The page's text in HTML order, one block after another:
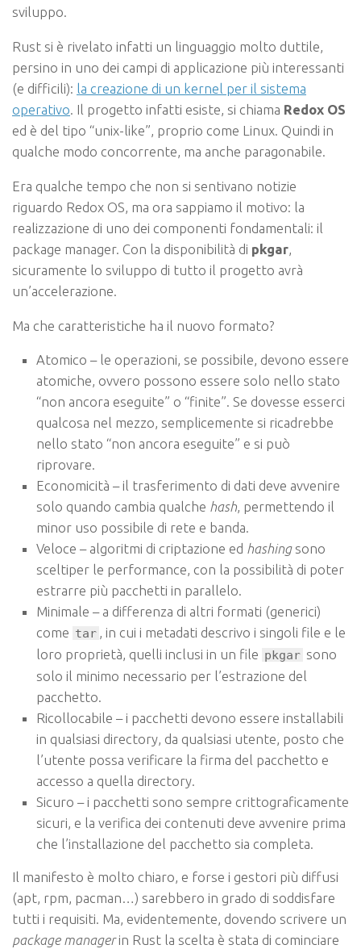
sviluppo.
Rust si è rivelato infatti un linguaggio molto duttile,
persino in uno dei campi di applicazione più interessanti
(e difficili): la creazione di un kernel per il sistema
operativo. Il progetto infatti esiste, si chiama Redox OS
ed è del tipo “unix-like”, proprio come Linux. Quindi in
qualche modo concorrente, ma anche paragonabile.
Era qualche tempo che non si sentivano notizie
riguardo Redox OS, ma ora sappiamo il motivo: la
realizzazione di uno dei componenti fondamentali: il
package manager. Con la disponibilità di pkgar,
sicuramente lo sviluppo di tutto il progetto avrà
un’accelerazione.
Ma che caratteristiche ha il nuovo formato?
Atomico – le operazioni, se possibile, devono essere
atomiche, ovvero possono essere solo nello stato
“non ancora eseguite” o “finite”. Se dovesse esserci
qualcosa nel mezzo, semplicemente si ricadrebbe
nello stato “non ancora eseguite” e si può
riprovare.
Economicità – il trasferimento di dati deve avvenire
solo quando cambia qualche hash, permettendo il
minor uso possibile di rete e banda.
Veloce – algoritmi di criptazione ed hashingsono
sceltiper le performance, con la possibilità di poter
estrarre più pacchetti in parallelo.
Minimale – a differenza di altri formati (generici)
come tar , in cui i metadati descrivo i singoli file e le
loro proprietà, quelli inclusi in un file pkgar sono
solo il minimo necessario per l’estrazione del
pacchetto.
Ricollocabile – i pacchetti devono essere installabili
in qualsiasi directory, da qualsiasi utente, posto che
l’utente possa verificare la firma del pacchetto e
accesso a quella directory.
Sicuro – i pacchetti sono sempre crittograficamente
sicuri, e la verifica dei contenuti deve avvenire prima
che l’installazione del pacchetto sia completa.
Il manifesto è molto chiaro, e forse i gestori più diffusi
(apt, rpm, pacman…) sarebbero in grado di soddisfare
tutti i requisiti. Ma, evidentemente, dovendo scrivere un
package managerin Rust la scelta è stata di cominciare